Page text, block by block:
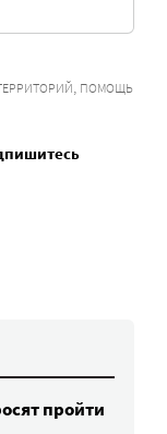
, ПОМОЩЬ
пройти